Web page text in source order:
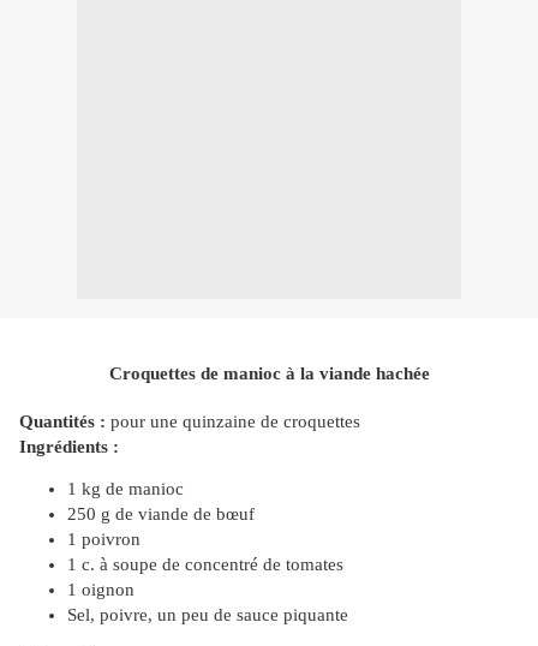
Croquettes de manioc à la viande hachée
Quantités : pour une quinzaine de croquettes
Ingrédients :
1 kg de manioc
250 g de viande de bœuf
1 poivron
1 c. à soupe de concentré de tomates
1 oignon
Sel, poivre, un peu de sauce piquante